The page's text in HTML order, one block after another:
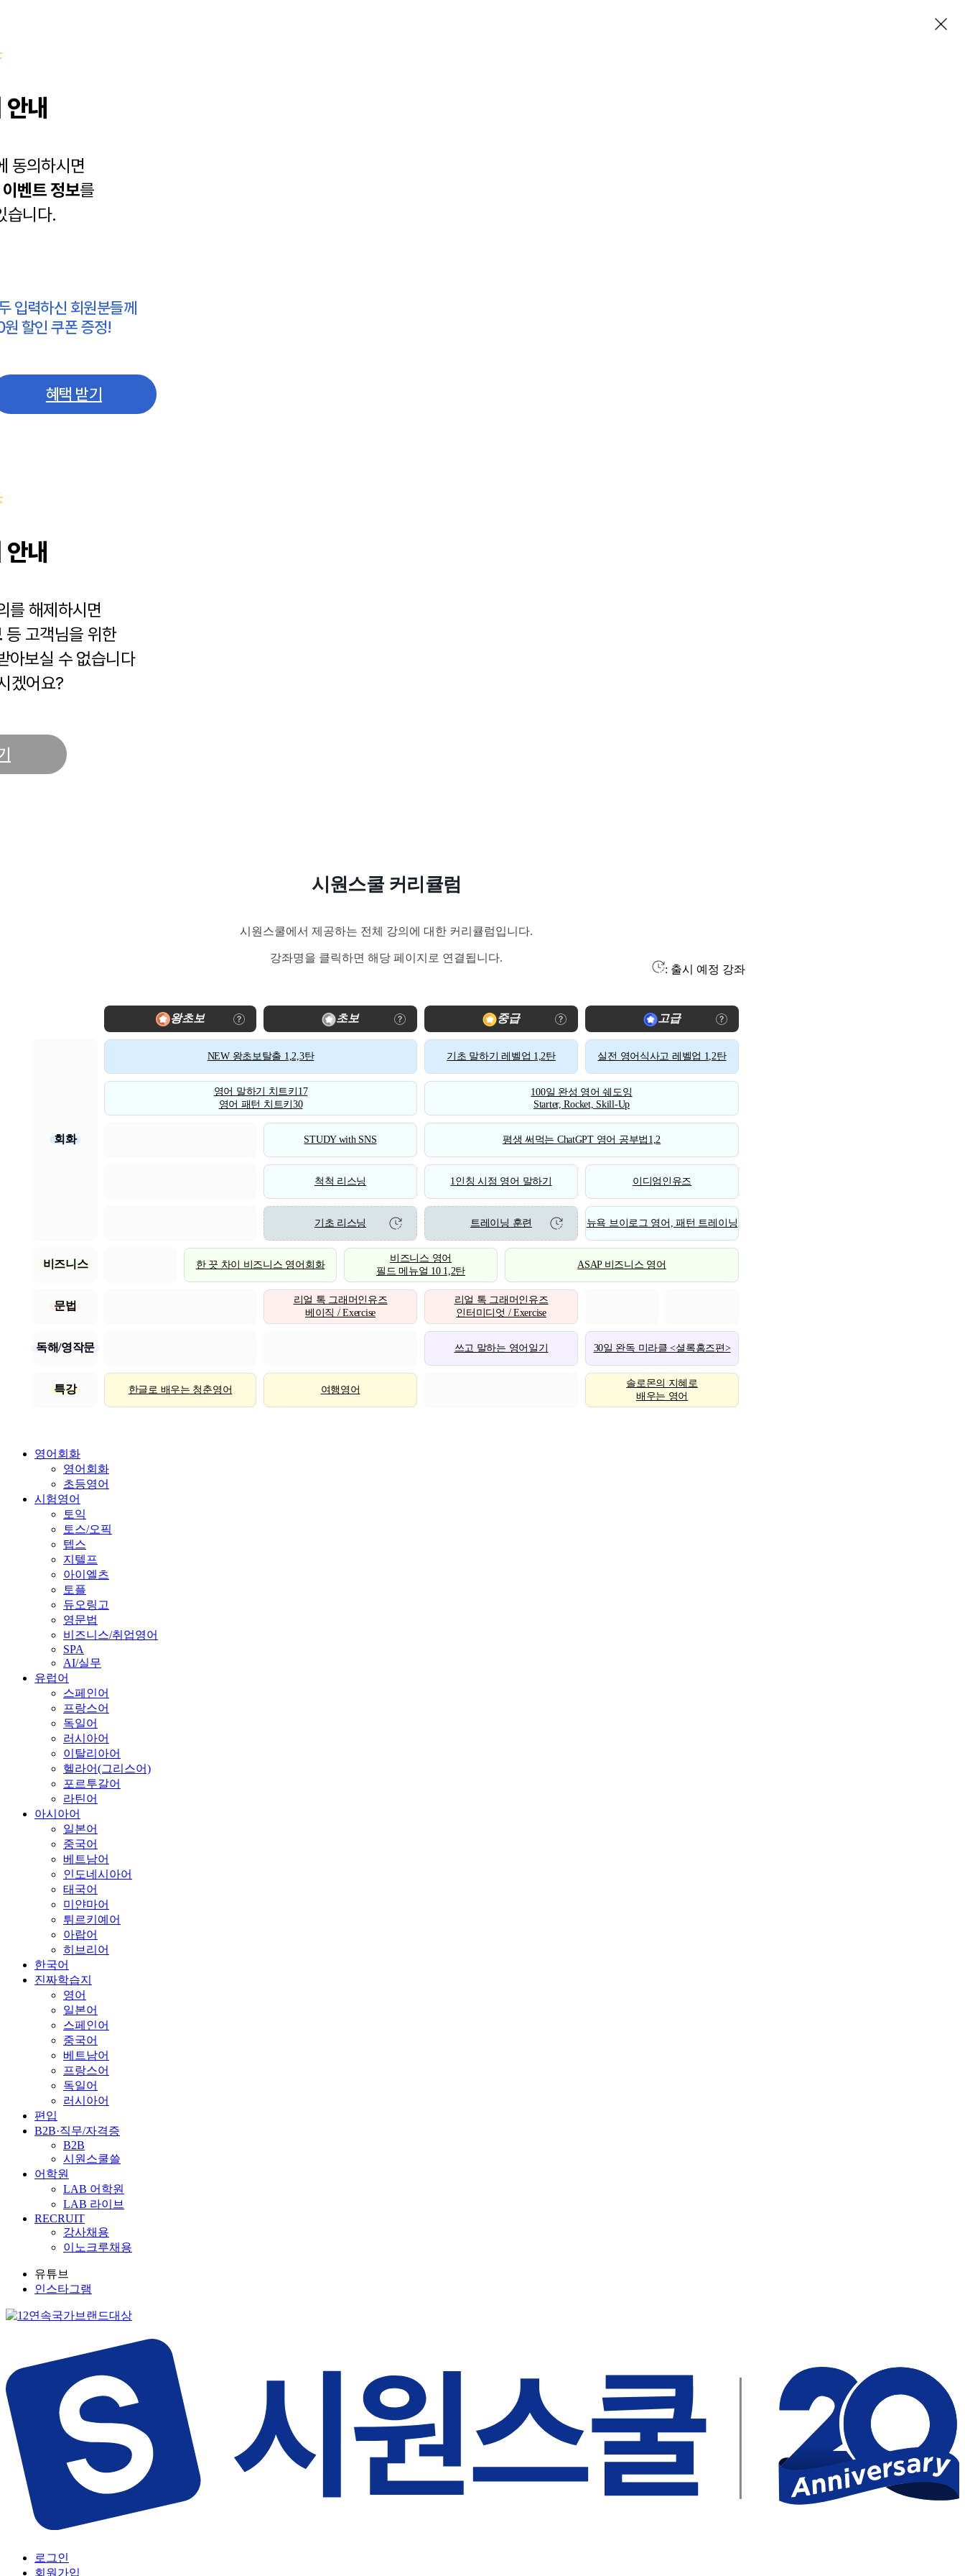
내
동의하시면
이벤트 정보를
습니다.
입력하신 회원분들께
할인 쿠폰 증정!
혜택 받기
내
를 해제하시면
등 고객님을 위한
아보실 수 없습니다
겠어요?
시원스쿨 커리큘럼
시원스쿨에서 제공하는 전체 강의에 대한 커리큘럼입니다.
강좌명을 클릭하면 해당 페이지로 연결됩니다.
: 출시 예정 강좌
왕초보 초보 중급 고급
회화
NEW 왕초보탈출 1,2,3탄 기초 말하기 레벨업 1,2탄 실전 영어식사고 레벨업 1,2탄
영어 말하기 치트키17
영어 패턴 치트키30
100일 완성 영어 쉐도잉
Starter, Rocket, Skill-Up
STUDY with SNS 평생 써먹는 ChatGPT 영어 공부법1,2
척척 리스닝 1인칭 시점 영어 말하기 이디엄인유즈
기초 리스닝 트레이닝 훈련 뉴욕 브이로그 영어, 패턴 트레이닝
비즈니스 한 끗 차이 비즈니스 영어회화
비즈니스 영어
필드 메뉴얼 10 1,2탄
ASAP 비즈니스 영어
문법
리얼 톡 그래머인유즈
베이직 / Exercise
리얼 톡 그래머인유즈
인터미디엇 / Exercise
독해/영작문 쓰고 말하는 영어일기 30일 완독 미라클 <셜록홈즈편>
특강 한글로 배우는 청춘영어 여행영어
솔로몬의 지혜로
배우는 영어
영어회화
영어회화
초등영어
시험영어
토익
토스/오픽
텝스
지텔프
아이엘츠
토플
듀오링고
영문법
비즈니스/취업영어
SPA
AI/실무
유럽어
스페인어
프랑스어
독일어
러시아어
이탈리아어
헬라어(그리스어)
포르투갈어
라틴어
아시아어
일본어
중국어
베트남어
인도네시아어
태국어
미얀마어
튀르키예어
아랍어
히브리어
한국어
진짜학습지
영어
일본어
스페인어
중국어
베트남어
프랑스어
독일어
러시아어
편입
B2B·직무/자격증
B2B
시원스쿨쓸
어학원
LAB 어학원
LAB 라이브
RECRUIT
강사채용
이노크루채용
유튜브
인스타그램
로그인
회원가입